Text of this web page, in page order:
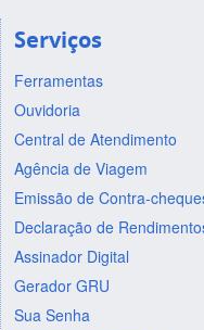
Serviços
Ferramentas
Ouvidoria
Central de Atendimento
Agência de Viagem
Emissão de Contra-
Declaração de
Assinador Digital
Gerador GRU
Sua Senha